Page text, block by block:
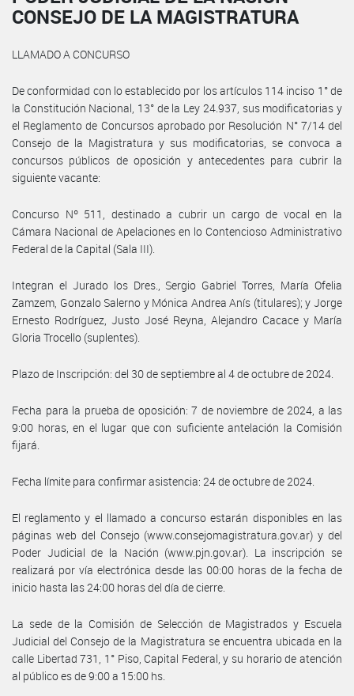
CONSEJO DE LA MAGISTRATURA
LLAMADO A CONCURSO
De conformidad con lo establecido por los artículos 114 inciso 1° de
la Constitución Nacional, 13° de la Ley 24.937, sus modificatorias y
el Reglamento de Concursos aprobado por Resolución N° 7/14 del
Consejo de la Magistratura y sus modificatorias, se convoca a
concursos públicos de oposición y antecedentes para cubrir la
siguiente vacante:
Concurso Nº 511, destinado a cubrir un cargo de vocal en la
Cámara Nacional de Apelaciones en lo Contencioso Administrativo
Federal de la Capital (Sala III).
Integran el Jurado los Dres., Sergio Gabriel Torres, María Ofelia
Zamzem, Gonzalo Salerno y Mónica Andrea Anís (titulares); y Jorge
Ernesto Rodríguez, Justo José Reyna, Alejandro Cacace y María
Gloria Trocello (suplentes).
Plazo de Inscripción: del 30 de septiembre al 4 de octubre de 2024.
Fecha para la prueba de oposición: 7 de noviembre de 2024, a las
9:00 horas, en el lugar que con suficiente antelación la Comisión
fijará.
Fecha límite para confirmar asistencia: 24 de octubre de 2024.
El reglamento y el llamado a concurso estarán disponibles en las
páginas web del Consejo (www.consejomagistratura.gov.ar) y del
Poder Judicial de la Nación (www.pjn.gov.ar). La inscripción se
realizará por vía electrónica desde las 00:00 horas de la fecha de
inicio hasta las 24:00 horas del día de cierre.
La sede de la Comisión de Selección de Magistrados y Escuela
Judicial del Consejo de la Magistratura se encuentra ubicada en la
calle Libertad 731, 1° Piso, Capital Federal, y su horario de atención
al público es de 9:00 a 15:00 hs.